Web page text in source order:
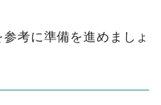
考に準備を進めましょ